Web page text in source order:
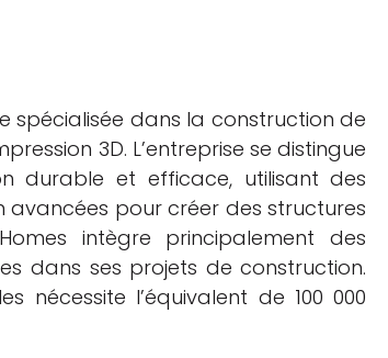
spécialisée dans la construction de
3D. L’entreprise se distingue
durable et efficace, utilisant des
avancées pour créer des structures
intègre principalement des
dans ses projets de construction.
nécessite l’équivalent de 100 000